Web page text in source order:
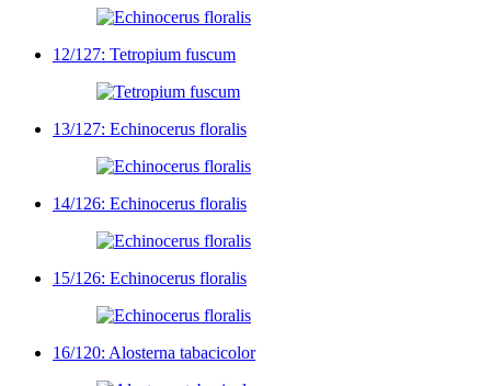
12/127: Tetropium fuscum
13/127: Echinocerus floralis
14/126: Echinocerus floralis
15/126: Echinocerus floralis
16/120: Alosterna tabacicolor